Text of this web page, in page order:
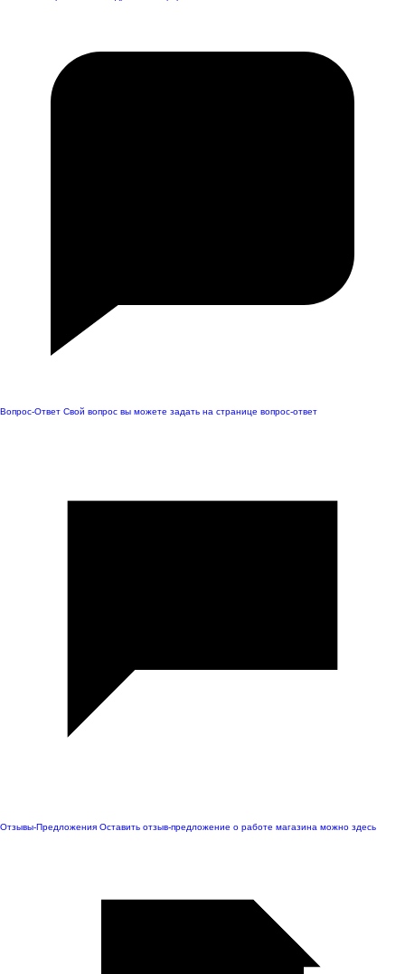
Вопрос-Ответ Свой вопрос вы можете задать на странице вопрос-ответ
Отзывы-Предложения Оставить отзыв-предложение о работе магазина можно здесь